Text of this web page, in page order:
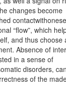
changes become
“flow”, which
and thus choose
Absence of
in a sense of
disorders,
of the